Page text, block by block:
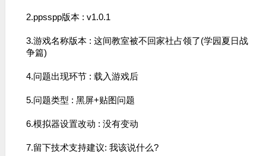
2.ppsspp版本 : v1.0.1
3.游戏名称版本 : 这间教室被不回家社占领了(学园夏日战
争篇)
4.问题出现环节 : 载入游戏后
5.问题类型 : 黑屏+贴图问题
6.模拟器设置改动 : 没有变动
7.留下技术支持建议: 我该说什么?